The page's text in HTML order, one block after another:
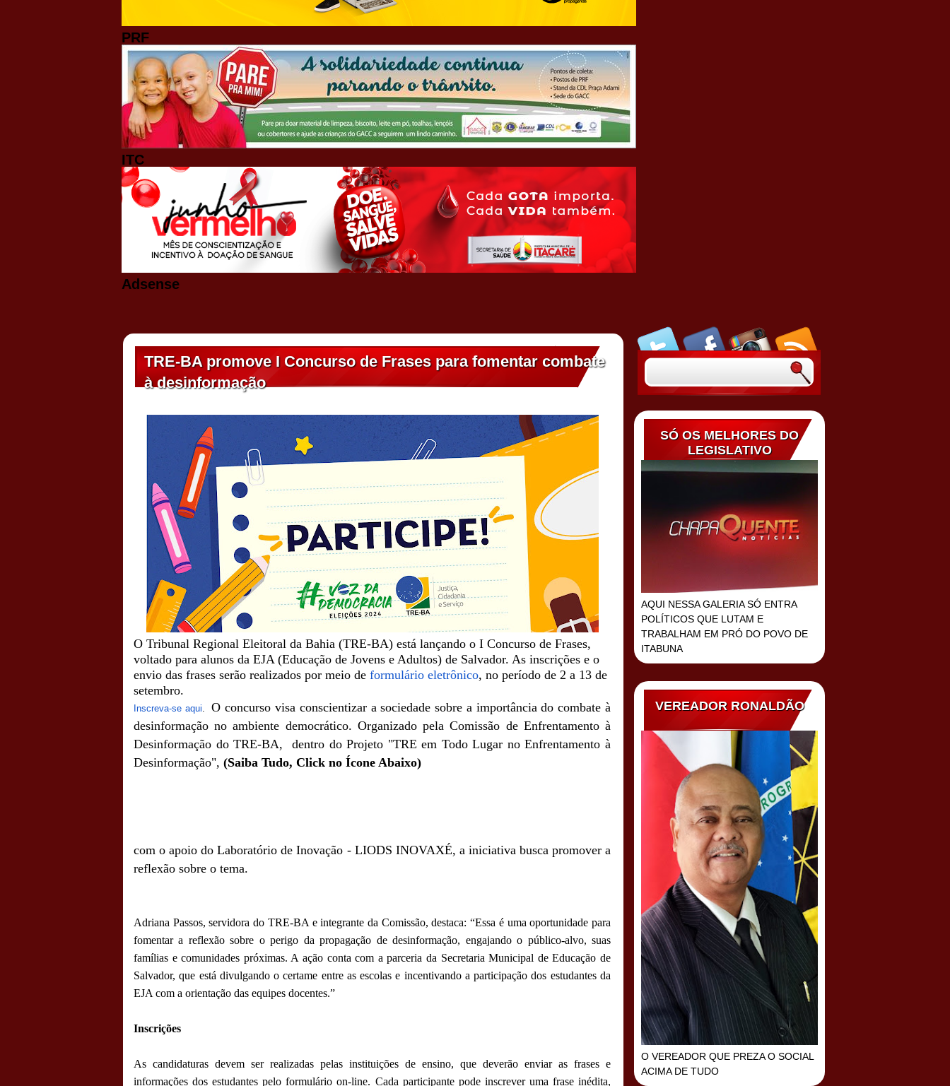
PRF
ITC
Adsense
TRE-BA promove I Concurso de Frases para fomentar combate
à desinformação
O Tribunal Regional Eleitoral da Bahia (TRE-BA) está lançando o I Concurso de Frases,
voltado para alunos da EJA (Educação de Jovens e Adultos) de Salvador. As inscrições e o
envio das frases serão realizados por meio de formulário eletrônico, no período de 2 a 13 de
setembro.
Inscreva-se aqui.O concurso visa conscientizar a sociedade sobre a importância do combate à
desinformação no ambiente democrático. Organizado pela Comissão de Enfrentamento à
Desinformação do TRE-BA, dentro do Projeto "TRE em Todo Lugar no Enfrentamento à
Desinformação", (Saiba Tudo, Click no Ícone Abaixo)
com o apoio do Laboratório de Inovação - LIODS INOVAXÉ, a iniciativa busca promover a
reflexão sobre o tema.
Adriana Passos, servidora do TRE-BA e integrante da Comissão, destaca: “Essa é uma oportunidade para
fomentar a reflexão sobre o perigo da propagação de desinformação, engajando o público-alvo, suas
famílias e comunidades próximas. A ação conta com a parceria da Secretaria Municipal de Educação de
Salvador, que está divulgando o certame entre as escolas e incentivando a participação dos estudantes da
EJA com a orientação das equipes docentes.”
Inscrições
As candidaturas devem ser realizadas pelas instituições de ensino, que deverão enviar as frases e
informações dos estudantes pelo formulário on-line. Cada participante pode inscrever uma frase inédita,
SÓ OS MELHORES DO
LEGISLATIVO
AQUI NESSA GALERIA SÓ ENTRA
POLÍTICOS QUE LUTAM E
TRABALHAM EM PRÓ DO POVO DE
ITABUNA
VEREADOR RONALDÃO
O VEREADOR QUE PREZA O SOCIAL
ACIMA DE TUDO